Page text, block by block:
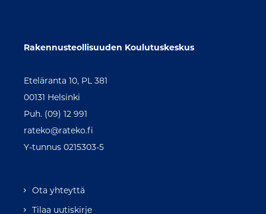
Rakennusteollisuuden Koulutuskeskus
Eteläranta 10, PL 381
00131 Helsinki
Puh. (09) 12 991
rateko@rateko.fi
Y-tunnus 0215303-5
Ota yhteyttä
Tilaa uutiskirje